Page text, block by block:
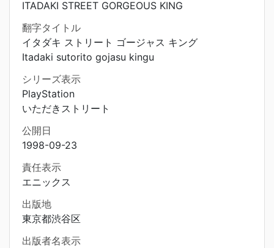
ITADAKI STREET GORGEOUS KING
翻字タイトル
イタダキ ストリート ゴージャス キング
Itadaki sutorito gojasu kingu
シリーズ表示
PlayStation
いただきストリート
公開日
1998-09-23
責任表示
エニックス
出版地
東京都渋谷区
出版者名表示